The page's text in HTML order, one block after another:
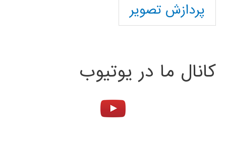
پردازش تصویر
کانال ما در یوتیوب